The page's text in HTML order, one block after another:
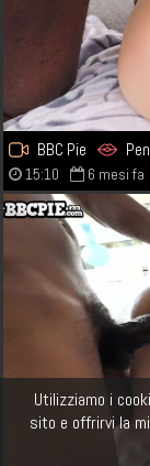
Utilizziamo i
sito e offrirvi la
BBC Pie
15:10 6 mesi fa